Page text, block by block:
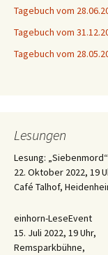
Tagebuch vom
Tagebuch vom
Tagebuch vom
Lesungen
Lesung: „Siebenmord“
22. Oktober 2022, 19
Café Talhof,
einhorn-LeseEvent
15. Juli 2022, 19 Uhr,
Remsparkbühne,